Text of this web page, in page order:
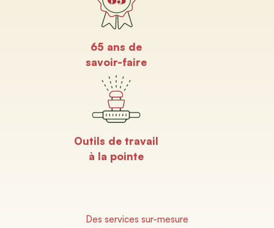
65 ans de
savoir-faire
Outils de travail
à la pointe
Des services sur-mesure